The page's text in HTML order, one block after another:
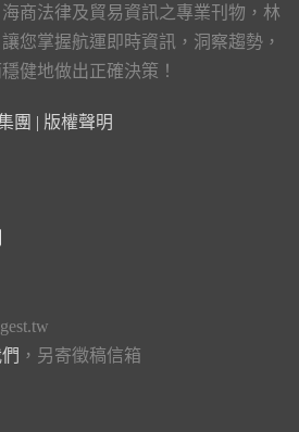
商法律及貿易資訊之專業刊物，林
您掌握航運即時資訊，洞察趨勢，
健地做出正確決策！
團 | 版權聲明
，另寄徵稿信箱